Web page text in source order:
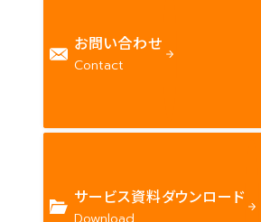
お問い合わせ
Contact
サービス資料ダウンロード